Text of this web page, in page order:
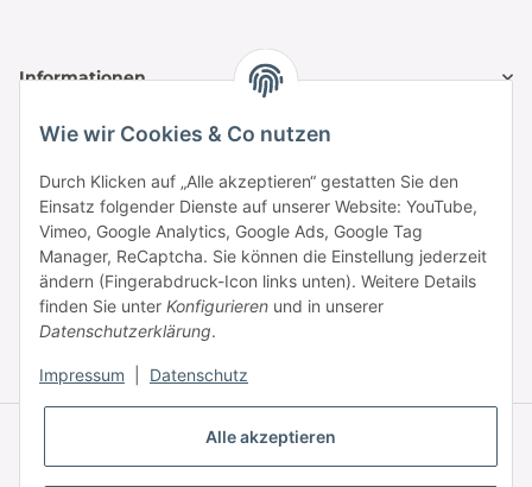
Wie wir Cookies & Co nutzen
Durch Klicken auf „Alle akzeptieren“ gestatten Sie den
Einsatz folgender Dienste auf unserer Website: YouTube,
Vimeo, Google Analytics, Google Ads, Google Tag
Manager, ReCaptcha. Sie können die Einstellung jederzeit
ändern (Fingerabdruck-Icon links unten). Weitere Details
finden Sie unter Konfigurieren und in unserer
Datenschutzerklärung.
Impressum Datenschutz
Alle akzeptieren
Informationen
© © 2025 HAAR PROFI – A brand of Novon Professional GmbH